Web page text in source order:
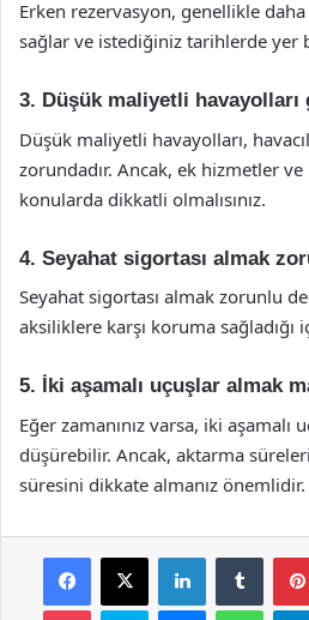
Erken rezervasyon, genellikle
sağlar ve istediğiniz tarihlerde yer
3. Düşük maliyetli
Düşük maliyetli havayolları,
zorundadır. Ancak, ek hizmetler
konularda dikkatli olmalısınız.
4. Seyahat sigortası almak
Seyahat sigortası almak zorunlu
aksiliklere karşı koruma sağladığı
5. İki aşamalı uçuşlar almak
Eğer zamanınız varsa, iki aşamalı
düşürebilir. Ancak, aktarma
süresini dikkate almanız önemlidir.
Facebook
X LinkedIn
Pocket Skype Messenger